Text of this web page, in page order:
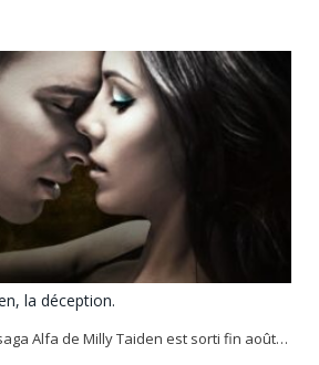
la déception.
Alfa de Milly Taiden est sorti fin août…